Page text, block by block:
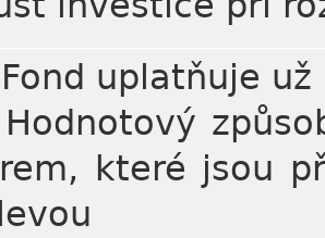
uplatňuje
které jsou